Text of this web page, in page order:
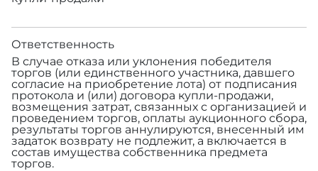
Ответственность
В случае отказа или уклонения победителя
торгов (или единственного участника, давшего
согласие на приобретение лота) от подписания
протокола и (или) договора купли-продажи,
возмещения затрат, связанных с организацией и
проведением торгов, оплаты аукционного сбора,
результаты торгов аннулируются, внесенный им
задаток возврату не подлежит, а включается в
состав имущества собственника предмета
торгов.